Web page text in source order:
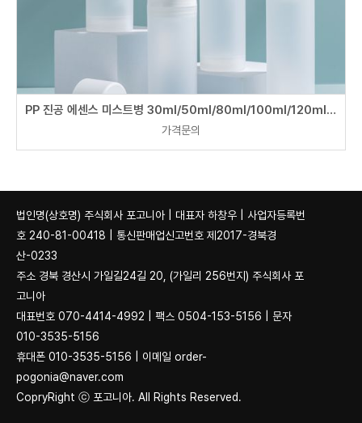
PP 진공 에센스 미스트병 30ml/50ml/80ml/100ml/120ml/150ml
가격문의
법인명(상호명) 주식회사 포고니아 | 대표자 하창우 | 사업자등록번
호 240-81-00418 | 통신판매업신고번호 제2017-경북경
산-0233
주소 경북 경산시 가일길24길 20, (가일리 256번지) 주식회사 포
고니아
대표번호 070-4414-4992 | 팩스 0504-153-5156 | 문자
010-3535-5156
휴대폰 010-3535-5156 | 이메일 order-
pogonia@naver.com
CopryRight ⓒ 포고니아. All Rights Reserved.